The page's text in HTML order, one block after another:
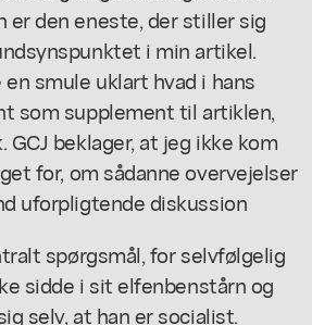
er den eneste, der stiller sig
i min artikel.
smule uklart hvad i hans
som supplement til artiklen,
beklager, at jeg ikke kom
for, om sådanne overvejelser
uforpligtende diskussion
spørgsmål, for selvfølgelig
sidde i sit elfenbenstårn og
selv, at han er socialist.